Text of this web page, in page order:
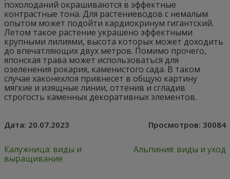
похолоданий окрашиваются в эффектные
контрастные тона. Для растениеводов с немалым
опытом может подойти кардиокринум гигантский.
Летом такое растение украшено эффектными
крупными лилиями, высота которых может доходить
до впечатляющих двух метров. Помимо прочего,
японская трава может использоваться для
озеленения рокария, каменистого сада. В таком
случае хаконехлоя привнесет в общую картину
мягкие и изящные линии, оттенив и сгладив
строгость каменных декоративных элементов.
Дата: 20.07.2023 Просмотров: 30084
Калужница: виды и
выращивание
Альпиния: виды и уход